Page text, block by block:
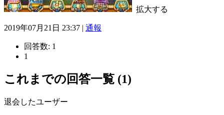
拡大する
2019年07月21日 23:37 | 通報
回答数: 1
1
これまでの回答一覧 (1)
退会したユーザー